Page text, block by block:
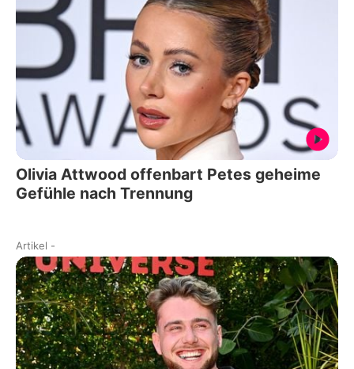
Olivia Attwood offenbart Petes geheime
Gefühle nach Trennung
Artikel -